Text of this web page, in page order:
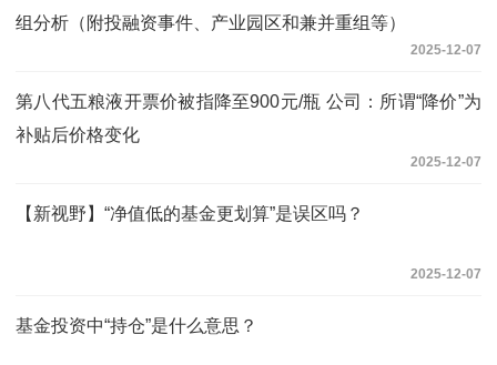
组分析（附投融资事件、产业园区和兼并重组等）
2025-12-07
第八代五粮液开票价被指降至900元/瓶 公司：所谓“降价”为
补贴后价格变化
2025-12-07
【新视野】“净值低的基金更划算”是误区吗？
2025-12-07
基金投资中“持仓”是什么意思？